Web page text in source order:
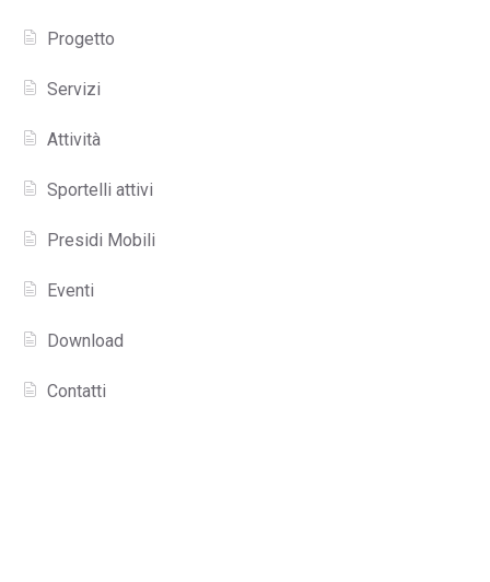
Progetto
Servizi
Attività
Sportelli attivi
Presidi Mobili
Eventi
Download
Contatti